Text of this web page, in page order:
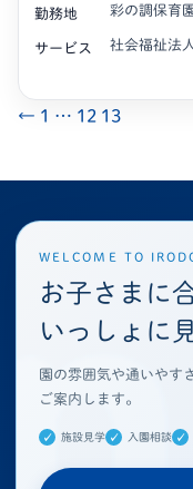
勤務地 彩の調保育
サービス 社会福祉法
← 1 … 12 13
WELCOME TO
お子さまに
いっしょに
園の雰囲気や通いやす
ご案内します。
施設見学 入園相談